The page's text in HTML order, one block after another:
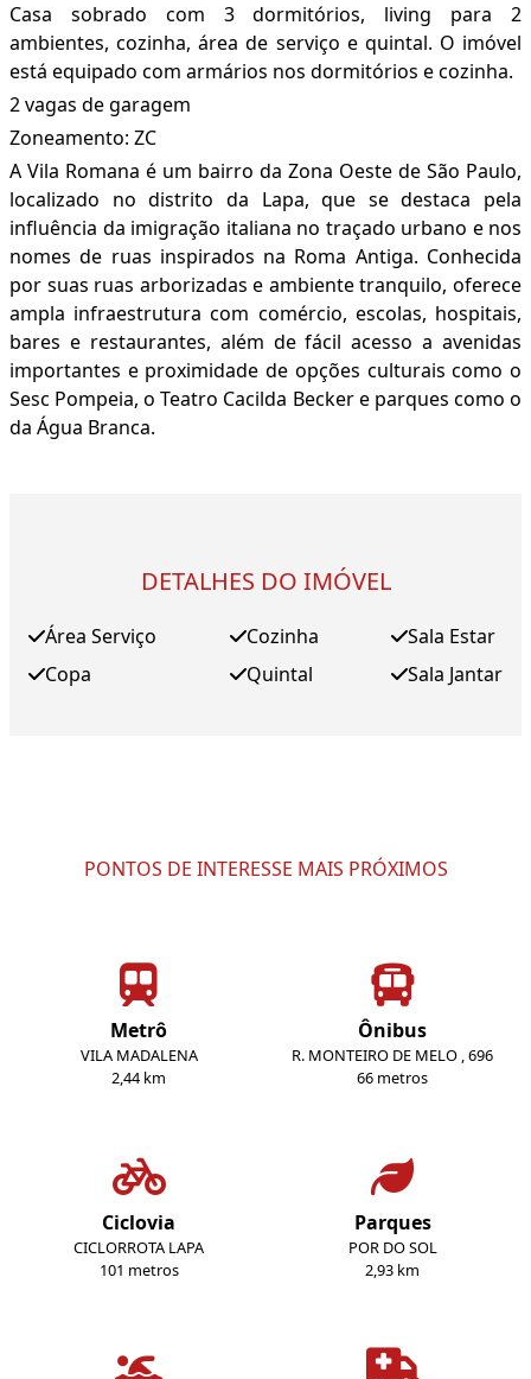
Casa sobrado com 3 dormitórios, living para 2
ambientes, cozinha, área de serviço e quintal. O imóvel
está equipado com armários nos dormitórios e cozinha.
2 vagas de garagem
Zoneamento: ZC
A Vila Romana é um bairro da Zona Oeste de São Paulo,
localizado no distrito da Lapa, que se destaca pela
influência da imigração italiana no traçado urbano e nos
nomes de ruas inspirados na Roma Antiga. Conhecida
por suas ruas arborizadas e ambiente tranquilo, oferece
ampla infraestrutura com comércio, escolas, hospitais,
bares e restaurantes, além de fácil acesso a avenidas
importantes e proximidade de opções culturais como o
Sesc Pompeia, o Teatro Cacilda Becker e parques como o
da Água Branca.
DETALHES DO IMÓVEL
Área Serviço
Copa
Cozinha
Quintal
Sala Estar
Sala Jantar
PONTOS DE INTERESSE MAIS PRÓXIMOS
Metrô
VILA MADALENA
2,44 km
Ônibus
R. MONTEIRO DE MELO , 696
66 metros
Ciclovia
CICLORROTA LAPA
101 metros
Parques
POR DO SOL
2,93 km